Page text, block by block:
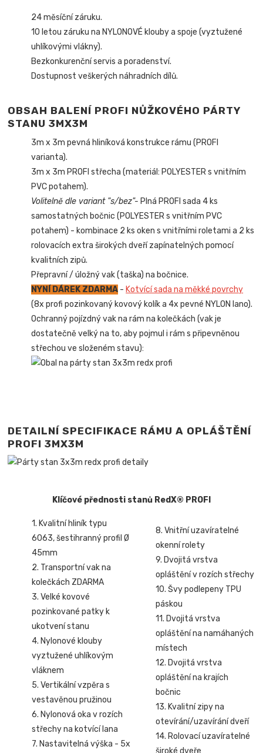
24 měsíční záruku.
10 letou záruku na NYLONOVÉ klouby a spoje (vyztužené
uhlíkovými vlákny).
Bezkonkurenční servis a poradenství.
Dostupnost veškerých náhradních dílů.
OBSAH BALENÍ PROFI NŮŽKOVÉHO PÁRTY
STANU 3MX3M
3m x 3m pevná hliníková konstrukce rámu (PROFI
varianta).
3m x 3m PROFI střecha (materiál: POLYESTER s vnitřním
PVC potahem).
Volitelně dle variant "s/bez"- Plná PROFI sada 4 ks
samostatných bočnic (POLYESTER s vnitřním PVC
potahem) - kombinace 2 ks oken s vnitřními roletami a 2 ks
rolovacích extra širokých dveří zapínatelných pomocí
kvalitních zipů.
Přepravní / úložný vak (taška) na bočnice.
NYNÍ DÁREK ZDARMA - Kotvící sada na měkké povrchy
(8x profi pozinkovaný kovový kolík a 4x pevné NYLON lano).
Ochranný pojízdný vak na rám na kolečkách (vak je
dostatečně velký na to, aby pojmul i rám s připevněnou
střechou ve složeném stavu):
DETAILNÍ SPECIFIKACE RÁMU A OPLÁŠTĚNÍ
PROFI 3MX3M
Klíčové přednosti stanů RedX® PROFI
1. Kvalitní hliník typu
6063, šestihranný profil Ø
45mm
2. Transportní vak na
kolečkách ZDARMA
3. Velké kovové
pozinkované patky k
ukotvení stanu
4. Nylonové klouby
vyztužené uhlíkovým
vláknem
5. Vertikální vzpěra s
vestavěnou pružinou
6. Nylonová oka v rozích
střechy na kotvící lana
7. Nastavitelná výška - 5x
8. Vnitřní uzavíratelné
okenní rolety
9. Dvojitá vrstva
opláštění v rozích střechy
10. Švy podlepeny TPU
páskou
11. Dvojitá vrstva
opláštění na namáhaných
místech
12. Dvojitá vrstva
opláštění na krajích
bočnic
13. Kvalitní zipy na
otevírání/uzavírání dveří
14. Rolovací uzavíratelné